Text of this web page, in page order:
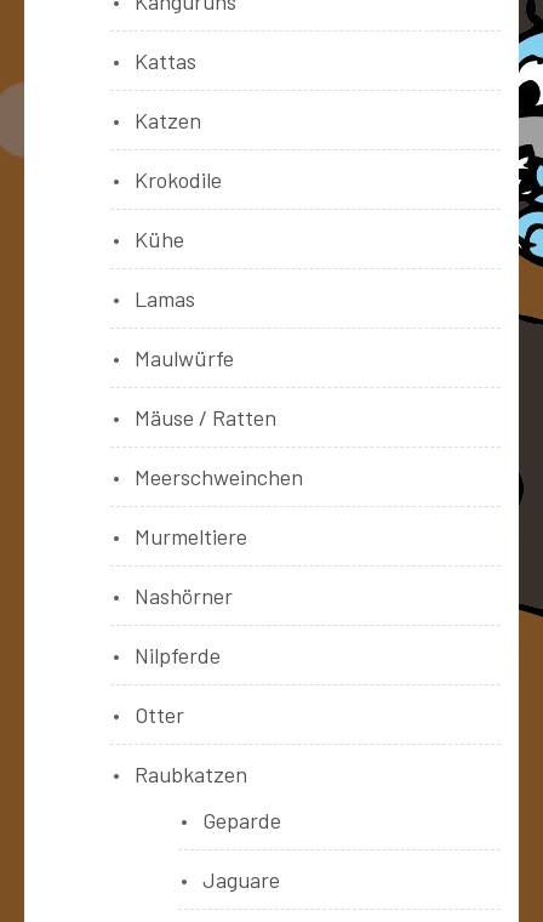
Kattas
Katzen
Krokodile
Kühe
Lamas
Maulwürfe
Mäuse / Ratten
Meerschweinchen
Murmeltiere
Nashörner
Nilpferde
Otter
Raubkatzen
Geparde
Jaguare